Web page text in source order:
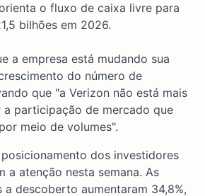
o fluxo de caixa livre para
bilhões em 2026.
a empresa está mudando sua
do número de
que "a Verizon não está mais
a participação de mercado que
meio de volumes".
dos investidores
a atenção nesta semana. As
a descoberto aumentaram 34,8%,